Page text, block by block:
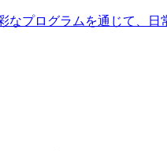
プログラムを通じて、